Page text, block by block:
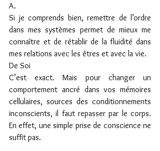
A.
Si je comprends bien, remettre de l’ordre
dans mes systèmes permet de mieux me
connaître et de rétablir de la fluidité dans
mes relations avec les êtres et avec la vie.
De Soi
C’est exact. Mais pour changer un
comportement ancré dans vos mémoires
cellulaires, sources des conditionnements
inconscients, il faut repasser par le corps.
En effet, une simple prise de conscience ne
suffit pas.